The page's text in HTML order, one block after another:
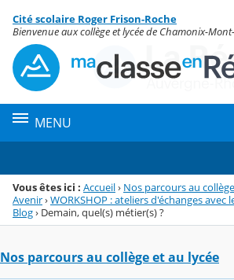
Menu de la rubrique
Contenu
Cité scolaire Roger Frison-Roche
Bienvenue aux collège et lycée de Chamonix-
MENU
Vous êtes ici : Accueil› Nos parcours au
Avenir›WORKSHOP : ateliers d'échanges
Blog› Demain, quel(s) métier(s) ?
Nos parcours au collège et au lycée